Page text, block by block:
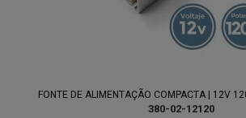
FONTE DE ALIMENTAÇÃO COMPACTA | 12V
380-02-12120